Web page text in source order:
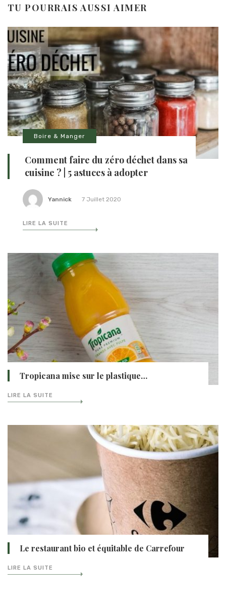
TU POURRAIS AUSSI AIMER
Boire & Manger
Comment faire du zéro déchet dans sa
cuisine ? | 5 astuces à adopter
Yannick 7 Juillet 2020
LIRE LA SUITE
Tropicana mise sur le plastique…
LIRE LA SUITE
Le restaurant bio et équitable de Carrefour
LIRE LA SUITE